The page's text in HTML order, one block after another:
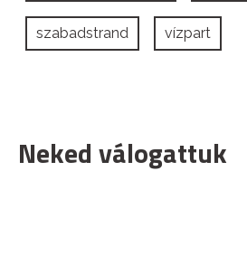
szabadstrand vízpart
Neked válogattuk